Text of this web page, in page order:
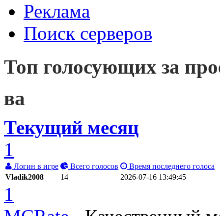
Реклама
Поиск серверов
Топ голосующих за
ва
Текущий месяц
1
Логин в игре Всего голосов
Время последнего голоса
Vladik2008
14 2026-07-16 13:49:45
1